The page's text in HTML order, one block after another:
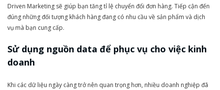
Driven Marketing sẽ giúp bạn tăng tỉ lệ chuyển đổi đơn hàng. Tiếp cận đến
đúng những đối tượng khách hàng đang có nhu cầu về sản phẩm và dịch
vụ mà bạn cung cấp.
Sử dụng nguồn data để phục vụ cho việc kinh
doanh
Khi các dữ liệu ngày càng trở nên quan trọng hơn, nhiều doanh nghiệp đã